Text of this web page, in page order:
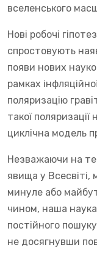
вселенського
Нові робочі
спростовують
появи нових
рамках
поляризацію
такої
циклічна модель
Незважаючи на
явища у
минуле або
чином, наша
постійного
не досягнувши